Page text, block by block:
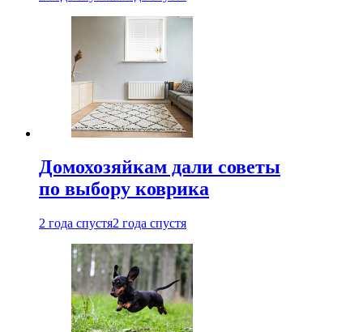
Домохозяйкам дали советы
по выбору коврика
2 года спустя2 года спустя